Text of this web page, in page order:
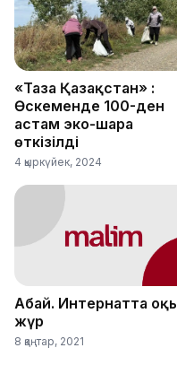
«Таза Қазақстан» :
Өскеменде 100-ден
астам эко-шара
өткізілді
4 қыркүйек, 2024
Абай. Интернатта
жүр
8 қаңтар, 2021